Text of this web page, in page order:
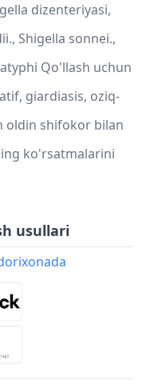
dizenteriyasi,
Shigella sonnei.,
Qo'llash uchun
giardiasis, oziq-
oldin shifokor bilan
ko'rsatmalarini
usullari